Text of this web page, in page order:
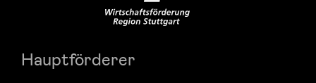
Hauptförderer